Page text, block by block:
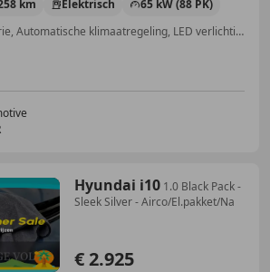
km Elektrisch
65 kW (88 PK)
Met onderhoudshistorie, Automatische klimaatregeling, LED verlichting, Parkeerhulp met camera, Airbag bestuurder, LED dagrijverlichting, Navigatiesysteem, ABS
Hyundai i10 1.0 Black Pack -
Sleek Silver - Airco/El.pakket/Na
€ 2.925